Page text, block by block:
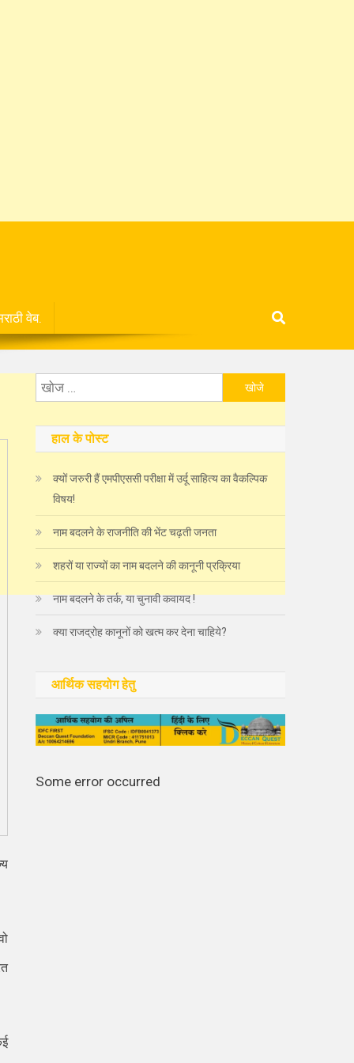
वेब.
निम्न
हाल के पोस्ट
क्यों जरुरी हैं एमपीएससी परीक्षा में उर्दू साहित्य का वैकल्पिक
विषय!
नाम बदलने के राजनीति की भेंट चढ़ती जनता
शहरों या राज्यों का नाम बदलने की कानूनी प्रक्रिया
नाम बदलने के तर्क, या चुनावी कवायद !
क्या राजद्रोह कानूनों को खत्म कर देना चाहिये?
आर्थिक सहयोग हेतु
Some error occurred